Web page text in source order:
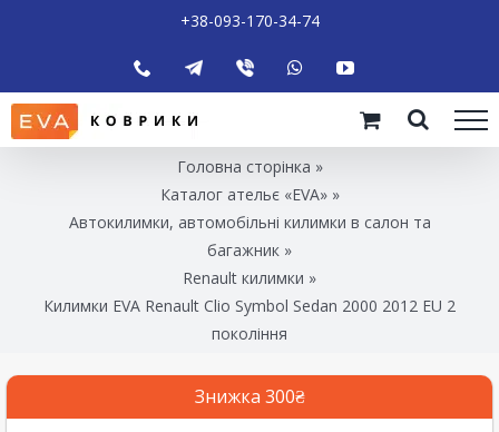
+38-093-170-34-74
Головна сторінка »
Каталог ательє «EVA»»
Автокилимки, автомобільні килимки в салон та
багажник »
Renault килимки »
Килимки EVA Renault Clio Symbol Sedan 2000 2012 EU 2
покоління
Знижка 300₴